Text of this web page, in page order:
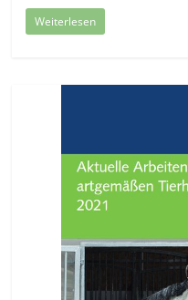
Weiterlesen